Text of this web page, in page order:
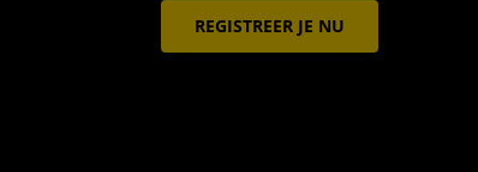
REGISTREER JE NU